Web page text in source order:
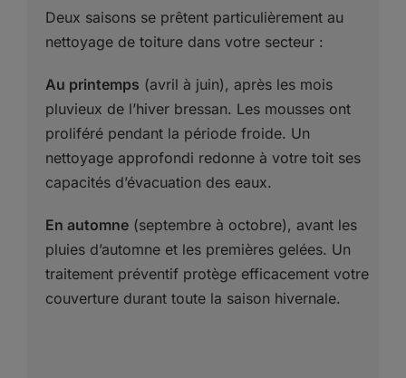
Deux saisons se prêtent particulièrement au
nettoyage de toiture dans votre secteur :
Au printemps (avril à juin), après les mois
pluvieux de l’hiver bressan. Les mousses ont
proliféré pendant la période froide. Un
nettoyage approfondi redonne à votre toit ses
capacités d’évacuation des eaux.
En automne(septembre à octobre), avant les
pluies d’automne et les premières gelées. Un
traitement préventif protège efficacement votre
couverture durant toute la saison hivernale.